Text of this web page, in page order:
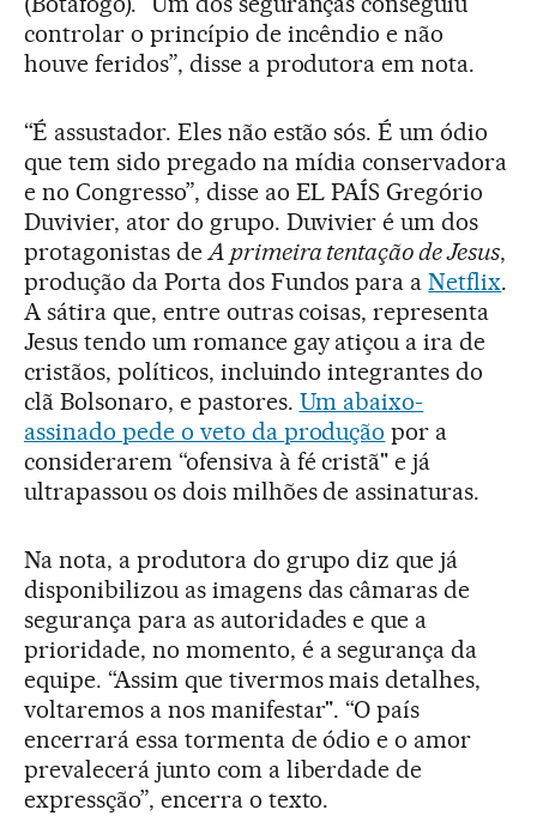
controlar o princípio de incêndio e não
houve feridos”, disse a produtora em nota.
“É assustador. Eles não estão sós. É um ódio
que tem sido pregado na mídia conservadora
e no Congresso”, disse ao EL PAÍS Gregório
Duvivier, ator do grupo. Duvivier é um dos
protagonistas deA primeira tentação de Jesus,
produção da Porta dos Fundos para aNetflix.
A sátira que, entre outras coisas, representa
Jesus tendo um romance gay atiçou a ira de
cristãos, políticos, incluindo integrantes do
clã Bolsonaro, e pastores. Um abaixo-
assinado pede o veto da produção por a
considerarem “ofensiva à fé cristã" e já
ultrapassou os dois milhões de assinaturas.
Na nota, a produtora do grupo diz que já
disponibilizou as imagens das câmaras de
segurança para as autoridades e que a
prioridade, no momento, é a segurança da
equipe. “Assim que tivermos mais detalhes,
voltaremos a nos manifestar". “O país
encerrará essa tormenta de ódio e o amor
prevalecerá junto com a liberdade de
expressção”, encerra o texto.